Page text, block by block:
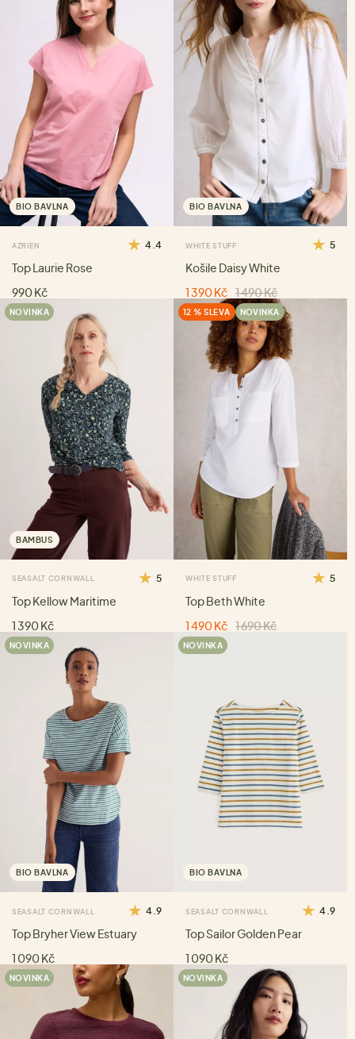
BIO BAVLNA
AZRIEN 4.4
Top Laurie Rose
990 Kč
BIO BAVLNA
WHITE STUFF 5
Košile Daisy White
1 390 Kč 1 490 Kč
NOVINKA
BAMBUS
SEASALT CORNWALL 5
Top Kellow Maritime
1 390 Kč
12 % SLEVA NOVINKA
WHITE STUFF 5
Top Beth White
1 490 Kč 1 690 Kč
NOVINKA
BIO BAVLNA
SEASALT CORNWALL 4.9
Top Bryher View Estuary
1 090 Kč
NOVINKA
BIO BAVLNA
SEASALT CORNWALL 4.9
Top Sailor Golden Pear
1 090 Kč
NOVINKA NOVINKA